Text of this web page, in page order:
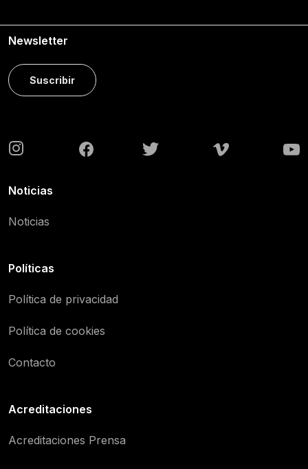
Newsletter
Suscribir
Noticias
Noticias
Políticas
Política de privacidad
Política de cookies
Contacto
Acreditaciones
Acreditaciones Prensa